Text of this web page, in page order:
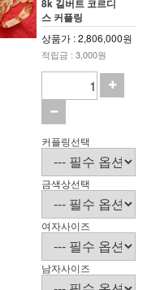
스 커플링
상품가 : 2,806,000원
적립금 : 3,000원
커플링선택
금색상선택
여자사이즈
남자사이즈